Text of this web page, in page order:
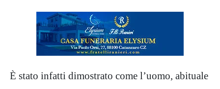
È stato infatti dimostrato come l’uomo, abituale